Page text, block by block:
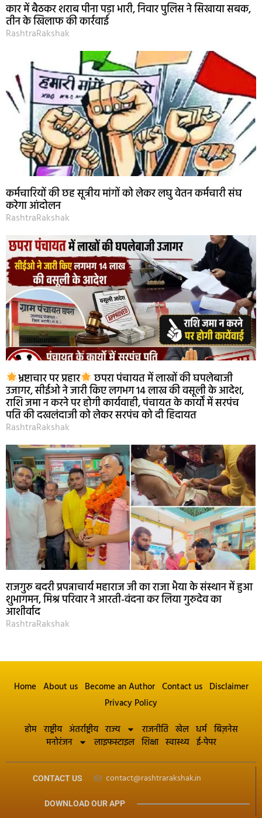
कार में बैठकर शराब पीना पड़ा भारी, निवार पुलिस ने सिखाया सबक,
तीन के खिलाफ की कार्रवाई
RashtraRakshak
कर्मचारियों की छह सूत्रीय मांगों को लेकर लघु वेतन कर्मचारी संघ
करेगा आंदोलन
RashtraRakshak
भ्रष्टाचार पर प्रहार छपरा पंचायत में लाखों की घपलेबाजी
उजागर, सीईओ ने जारी किए लगभग 14 लाख की वसूली के आदेश,
राशि जमा न करने पर होगी कार्यवाही, पंचायत के कार्यों में सरपंच
पति की दखलंदाजी को लेकर सरपंच को दी हिदायत
RashtraRakshak
राजगुरु बदरी प्रपन्नाचार्य महाराज जी का राजा भैया के संस्थान में हुआ
शुभागमन, मिश्र परिवार ने आरती-वंदना कर लिया गुरुदेव का
आशीर्वाद
RashtraRakshak
Home About us Become an Author Contact us Disclaimer
Privacy Policy
होम राष्ट्रीय अंतर्राष्ट्रीय राज्य राजनीति खेल धर्म बिज़नेस
मनोरंजन
लाइफस्टाइल शिक्षा स्वास्थ्य ई-पेपर
CONTACT US contact@rashtrarakshak.in
DOWNLOAD OUR APP